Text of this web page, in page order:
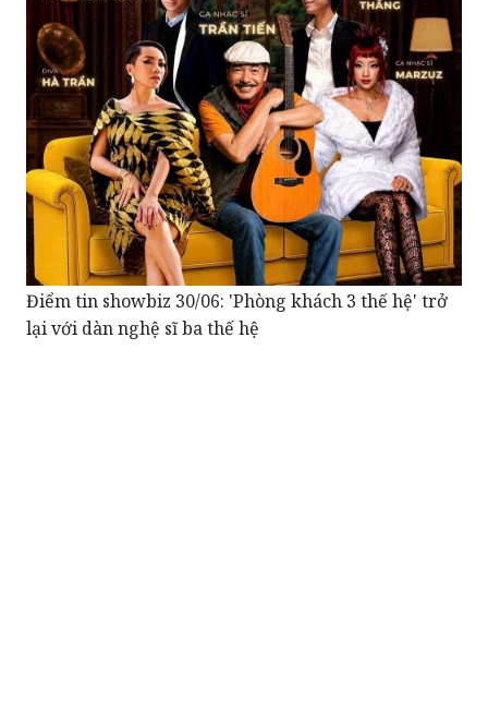
Điểm tin showbiz 30/06: 'Phòng khách 3 thế hệ' trở
lại với dàn nghệ sĩ ba thế hệ